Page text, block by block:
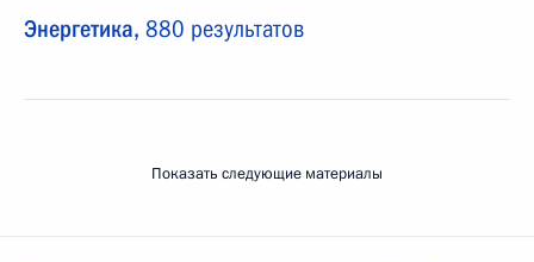
Энергетика, 880 результатов
Показать следующие материалы